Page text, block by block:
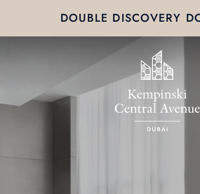
DOUBLE DISCOVERY